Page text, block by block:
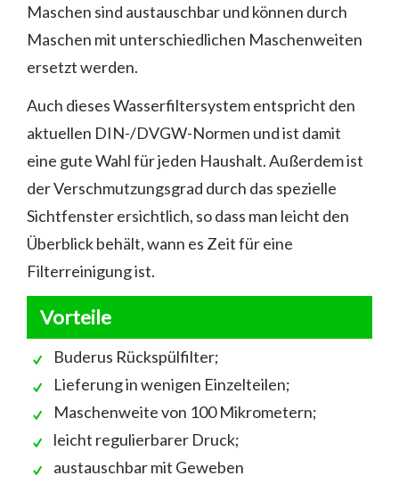
Maschen sind austauschbar und können durch
Maschen mit unterschiedlichen Maschenweiten
ersetzt werden.
Auch dieses Wasserfiltersystem entspricht den
aktuellen DIN-/DVGW-Normen und ist damit
eine gute Wahl für jeden Haushalt. Außerdem ist
der Verschmutzungsgrad durch das spezielle
Sichtfenster ersichtlich, so dass man leicht den
Überblick behält, wann es Zeit für eine
Filterreinigung ist.
Vorteile
Buderus Rückspülfilter;
Lieferung in wenigen Einzelteilen;
Maschenweite von 100 Mikrometern;
leicht regulierbarer Druck;
austauschbar mit Geweben